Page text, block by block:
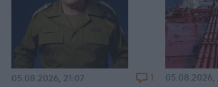
05.08.2026, 21:07 1 05.08.2026,